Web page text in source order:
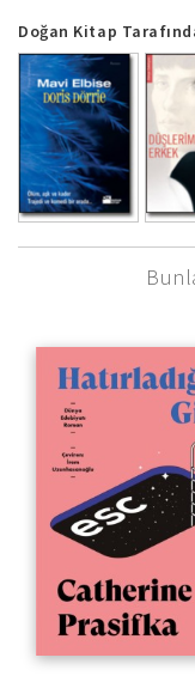
Doğan Kitap